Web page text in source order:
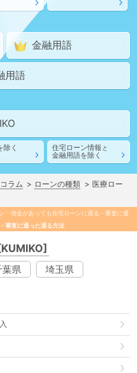
借金があっても住宅ローンに通る・審査に通
審査に通った通る方法
金融用語
用語
除く 住宅ローン情報 と
金融用語を除く
ラム ローンの種類
医療ロー
葉県 埼玉県